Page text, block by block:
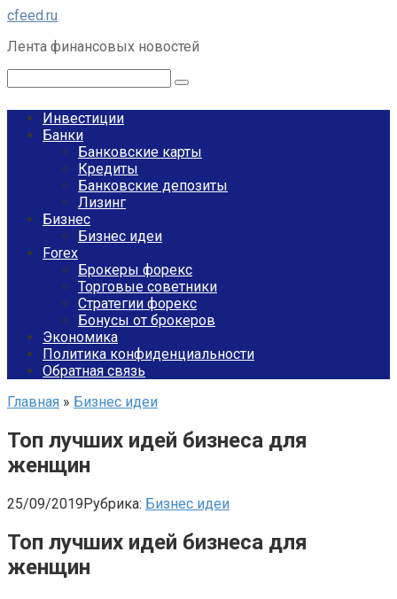
Перейти
контенту
cfeed.ru
Лента финансовых новостей
Инвестиции
Банки
Банковские карты
Кредиты
Банковские депозиты
Лизинг
Бизнес
Бизнес идеи
Forex
Брокеры форекс
Торговые советники
Стратегии форекс
Бонусы от брокеров
Экономика
Политика конфиденциальности
Обратная связь
Главная » Бизнес идеи
Топ лучших идей бизнеса для
женщин
25/09/2019Рубрика: Бизнес идеи
Топ лучших идей бизнеса для
женщин